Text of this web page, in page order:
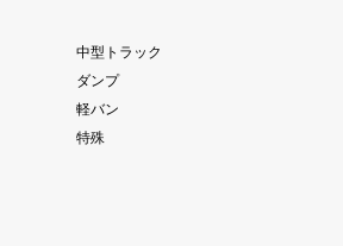
中型トラック
ダンプ
軽バン
特殊